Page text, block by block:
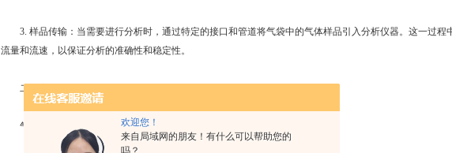
欢迎您！
来自局域网的朋友！有什么可以帮助您的
吗？
3. 样品传输：当需要进行分析时，通过特定的接口和管道将气袋中的气体样品引入分析仪器。这一过程
流量和流速，以保证分析的准确性和稳定性。
二、应用
气袋进样器因其优势，在多个领域得到了广泛应用。